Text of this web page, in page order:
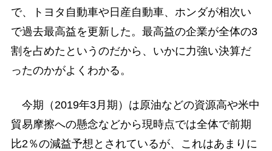
で、トヨタ自動車や日産自動車、ホンダが相次い
で過去最高益を更新した。最高益の企業が全体の3
割を占めたというのだから、いかに力強い決算だ
ったのかがよくわかる。
今期（2019年3月期）は原油などの資源高や米中
貿易摩擦への懸念などから現時点では全体で前期
比2％の減益予想とされているが、これはあまりに